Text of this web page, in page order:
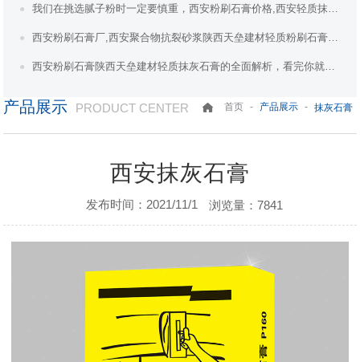
我们在挑选腻子粉时一定要慎重，西安粉刷石膏价格,西安轻质抹灰石膏,陕西天垒建材教
西安粉刷石膏厂,西安聚合物抗裂砂浆陕西天垒建材轻质粉刷石膏在建筑行业的应用
西安粉刷石膏陕西天垒建材轻质抹灰石膏的全面解析，看完你就全懂了。
产品展示 PRODUCT CENTER 首页 - 产品展示 - 抹灰石膏
西安抹灰石膏
发布时间：2021/11/1 浏览量：7841